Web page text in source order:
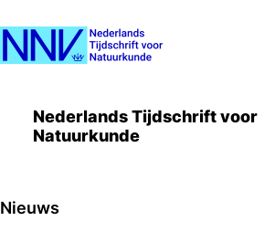
Nederlands Tijdschrift voor
Natuurkunde
Nieuws